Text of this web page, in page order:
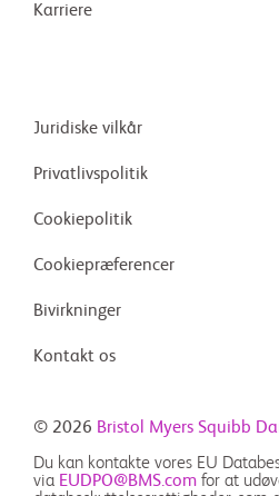
Karriere
Juridiske vilkår
Privatlivspolitik
Cookiepolitik
Cookiepræferencer
Bivirkninger
Kontakt os
© 2026 Bristol Myers Squibb
Du kan kontakte vores EU
via EUDPO@BMS.com for at